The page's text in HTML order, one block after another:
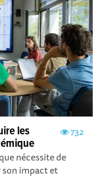
732
les
nécessite de
impact et